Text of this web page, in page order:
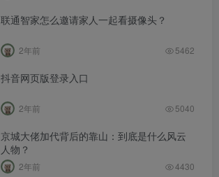
联通智家怎么邀请家人一起看摄像头？
2年前 5462
抖音网页版登录入口
2年前 5040
京城大佬加代背后的靠山：到底是什么风云
人物？
2年前 4430